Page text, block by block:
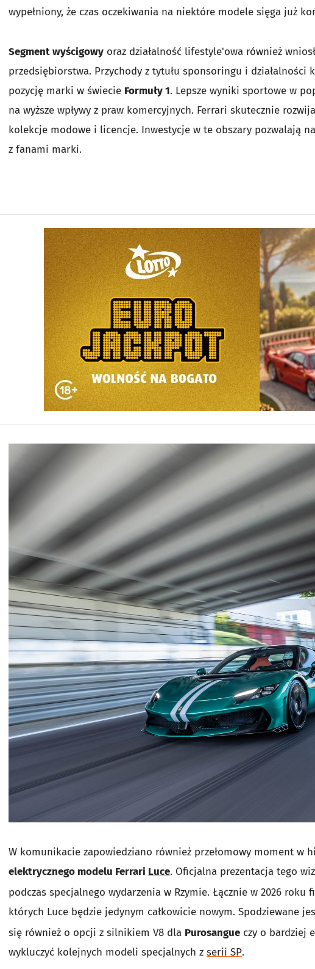
wypełniony, że czas oczekiwania na niektóre modele sięga już
Segment wyścigowy oraz działalność lifestyle'owa również
przedsiębiorstwa. Przychody z tytułu sponsoringu i działalności
pozycję marki w świecie Formuły 1. Lepsze wyniki sportowe w
na wyższe wpływy z praw komercyjnych. Ferrari skutecznie
kolekcje modowe i licencje. Inwestycje w te obszary pozwalają
z fanami marki.
W komunikacie zapowiedziano również przełomowy moment w
elektrycznego modelu Ferrari Luce. Oficjalna prezentacja tego
podczas specjalnego wydarzenia w Rzymie. Łącznie w 2026
których Luce będzie jedynym całkowicie nowym. Spodziewane
się również o opcji z silnikiem V8 dla Purosangue czy o bardziej
wykluczyć kolejnych modeli specjalnych z serii SP.